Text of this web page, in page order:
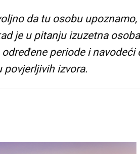
da tu osobu
je u pitanju izuzetna
periode i navodeći
povjerljivih izvora.